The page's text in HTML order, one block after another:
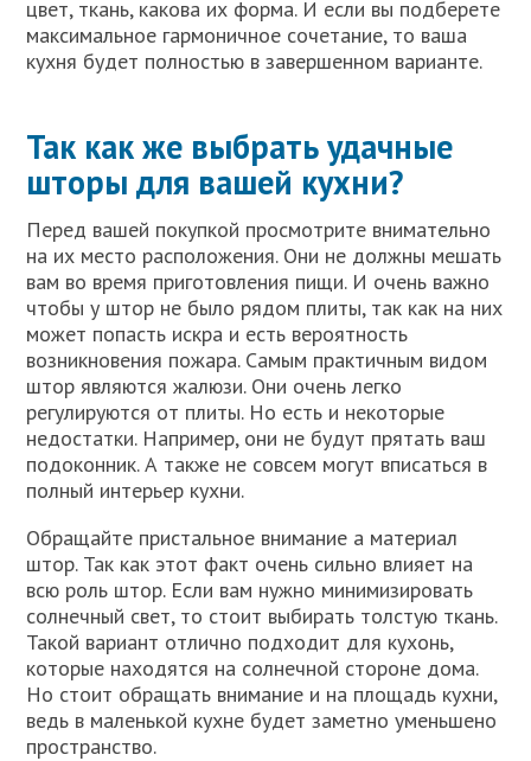
цвет, ткань, какова их форма. И если вы подберете
максимальное гармоничное сочетание, то ваша
кухня будет полностью в завершенном варианте.
Так как же выбрать удачные
шторы для вашей кухни?
Перед вашей покупкой просмотрите внимательно
на их место расположения. Они не должны мешать
вам во время приготовления пищи. И очень важно
чтобы у штор не было рядом плиты, так как на них
может попасть искра и есть вероятность
возникновения пожара. Самым практичным видом
штор являются жалюзи. Они очень легко
регулируются от плиты. Но есть и некоторые
недостатки. Например, они не будут прятать ваш
подоконник. А также не совсем могут вписаться в
полный интерьер кухни.
Обращайте пристальное внимание а материал
штор. Так как этот факт очень сильно влияет на
всю роль штор. Если вам нужно минимизировать
солнечный свет, то стоит выбирать толстую ткань.
Такой вариант отлично подходит для кухонь,
которые находятся на солнечной стороне дома.
Но стоит обращать внимание и на площадь кухни,
ведь в маленькой кухне будет заметно уменьшено
пространство.